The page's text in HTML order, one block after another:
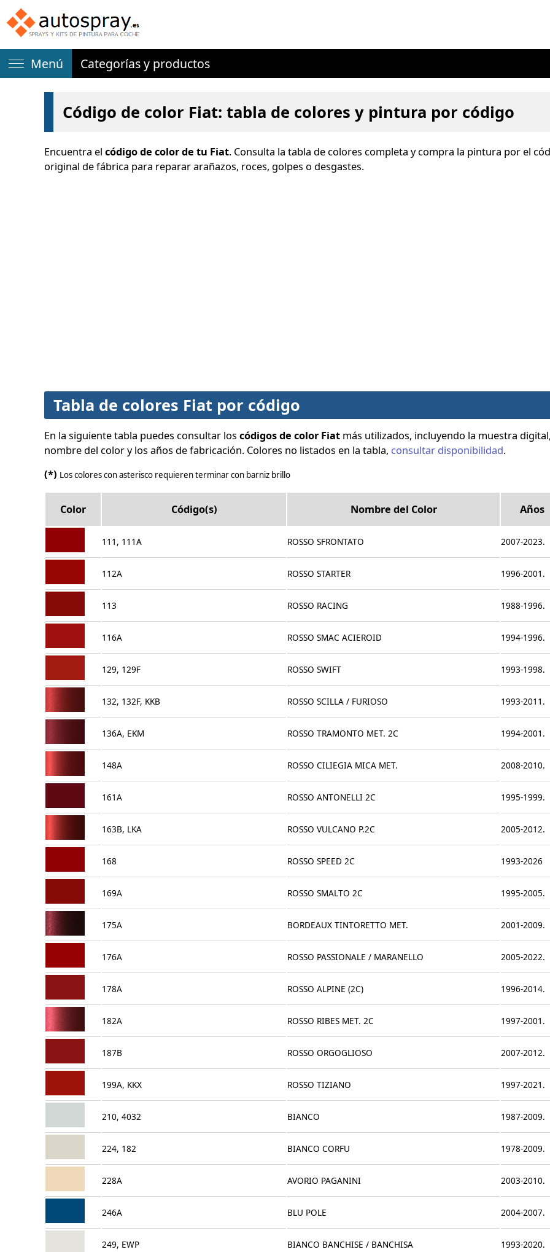
Menú Categorías y productos
Código de color Fiat: tabla de colores y pintura por código
Encuentra el código de color de tu Fiat. Consulta la tabla de colores completa y compra la pintura por el
original de fábrica para reparar arañazos, roces, golpes o desgastes.
Tabla de colores Fiat por código
En la siguiente tabla puedes consultar los códigos de color Fiat más utilizados, incluyendo la muestra
nombre del color y los años de fabricación. Colores no listados en la tabla, consultar disponibilidad.
(*) Los colores con asterisco requieren terminar con barniz brillo
Color Código(s) Nombre del Color Años
111, 111A ROSSO SFRONTATO 2007-2023.
112A ROSSO STARTER 1996-2001.
113 ROSSO RACING 1988-1996.
116A ROSSO SMAC ACIEROID 1994-1996.
129, 129F ROSSO SWIFT 1993-1998.
132, 132F, KKB ROSSO SCILLA / FURIOSO 1993-2011.
136A, EKM ROSSO TRAMONTO MET. 2C 1994-2001.
148A ROSSO CILIEGIA MICA MET. 2008-2010.
161A ROSSO ANTONELLI 2C 1995-1999.
163B, LKA ROSSO VULCANO P.2C 2005-2012.
168 ROSSO SPEED 2C 1993-2026
169A ROSSO SMALTO 2C 1995-2005.
175A BORDEAUX TINTORETTO MET. 2001-2009.
176A ROSSO PASSIONALE / MARANELLO 2005-2022.
178A ROSSO ALPINE (2C) 1996-2014.
182A ROSSO RIBES MET. 2C 1997-2001.
187B ROSSO ORGOGLIOSO 2007-2012.
199A, KKX ROSSO TIZIANO 1997-2021.
210, 4032 BIANCO 1987-2009.
224, 182 BIANCO CORFU 1978-2009.
228A AVORIO PAGANINI 2003-2010.
246A BLU POLE 2004-2007.
249, EWP BIANCO BANCHISE / BANCHISA 1993-2020.